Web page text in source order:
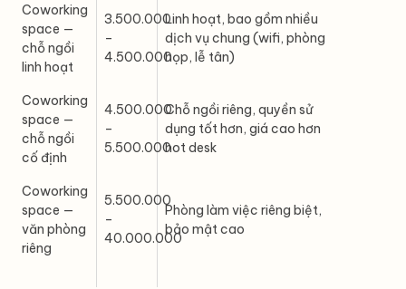
Coworking
space —
chỗ ngồi
linh hoạt
3.500.000
–
4.500.000
Linh hoạt, bao gồm nhiều
dịch vụ chung (wifi, phòng
họp, lễ tân)
Coworking
space —
chỗ ngồi
cố định
4.500.000
–
5.500.000
Chỗ ngồi riêng, quyền sử
dụng tốt hơn, giá cao hơn
hot desk
Coworking
space —
văn phòng
riêng
5.500.000
–
40.000.000
Phòng làm việc riêng biệt,
bảo mật cao